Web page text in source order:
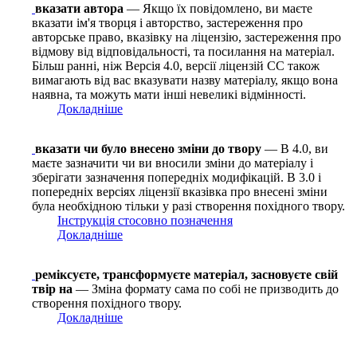
вказати автора — Якщо їх повідомлено, ви маєте
вказати ім'я творця і авторство, застереження про
авторське право, вказівку на ліцензію, застереження про
відмову від відповідальності, та посилання на матеріал.
Більш ранні, ніж Версія 4.0, версії ліцензій CC також
вимагають від вас вказувати назву матеріалу, якщо вона
наявна, та можуть мати інші невеликі відмінності.
Докладніше
вказати чи було внесено зміни до твору — В 4.0, ви
маєте зазначити чи ви вносили зміни до матеріалу і
зберігати зазначення попередніх модифікацій. В 3.0 і
попередніх версіях ліцензії вказівка про внесені зміни
була необхідною тільки у разі створення похідного твору.
Інструкція стосовно позначення
Докладніше
реміксуєте, трансформуєте матеріал, засновуєте свій
твір на — Зміна формату сама по собі не призводить до
створення похідного твору.
Докладніше